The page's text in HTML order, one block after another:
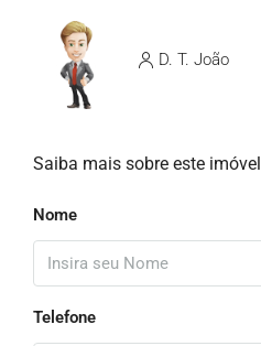
D. T. João
Saiba mais sobre este imóvel
Nome
Telefone